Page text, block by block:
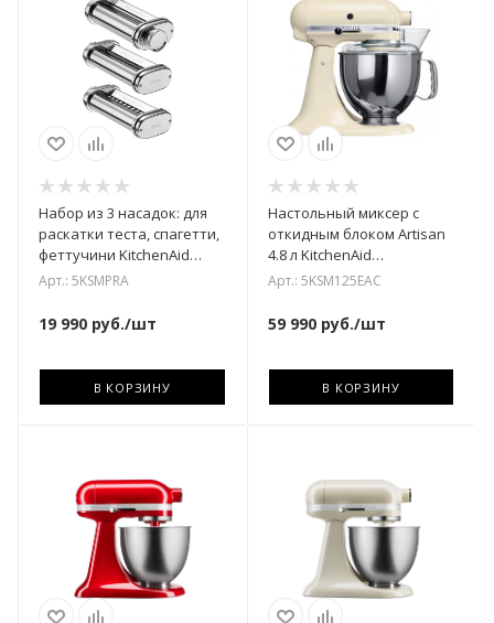
Набор из 3 насадок: для
раскатки теста, спагетти,
феттучини KitchenAid
5KSMPRA
Арт.: 5KSMPRA
19 990 руб./шт
В КОРЗИНУ
Настольный миксер с
откидным блоком Artisan
4.8 л KitchenAid
5KSM125EAC
Арт.: 5KSM125EAC
59 990руб./шт
В КОРЗИНУ